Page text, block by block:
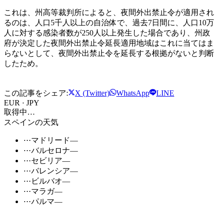
これは、州高等裁判所によると、夜間外出禁止令が適用され
るのは、人口5千人以上の自治体で、過去7日間に、人口10万
人に対する感染者数が250人以上発生した場合であり、州政
府が決定した夜間外出禁止令延長適用地域はこれに当てはま
らないとして、夜間外出禁止令を延長する根拠がないと判断
したため。
この記事をシェア: X (Twitter) WhatsApp
LINE
EUR · JPY
取得中…
スペインの天気
⋯マドリード—
⋯バルセロナ—
⋯セビリア—
⋯バレンシア—
⋯ ビルバオ—
⋯マラガ—
⋯パルマ—